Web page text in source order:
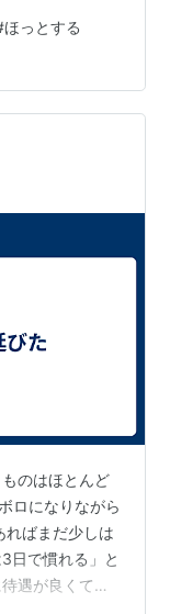
約の日時をす
治療で削れて
ほっとしてい
ましたが、それ
たら舌が血ま
し。…
ほっとする
のはほとんど
ロになりながら
ればまだ少しは
日で慣れる」と
遇が良くても